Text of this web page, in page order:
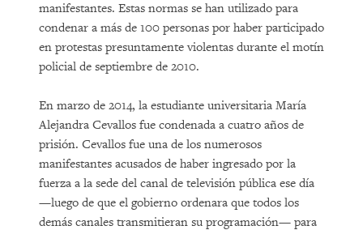
manifestantes. Estas normas se han utilizado para
condenar a más de 100 personas por haber participado
en protestas presuntamente violentas durante el motín
policial de septiembre de 2010.
En marzo de 2014, la estudiante universitaria María
Alejandra Cevallos fue condenada a cuatro años de
prisión. Cevallos fue una de los numerosos
manifestantes acusados de haber ingresado por la
fuerza a la sede del canal de televisión pública ese día
—luego de que el gobierno ordenara que todos los
demás canales transmitieran su programación— para